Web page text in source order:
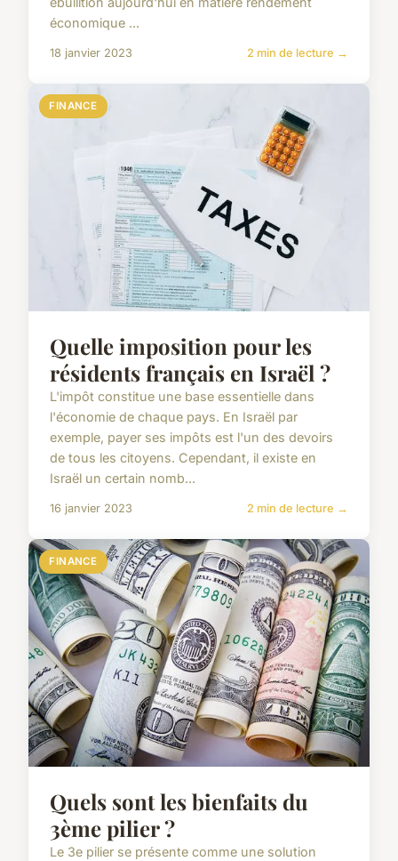
économique ...
18 janvier 2023 2 min de lecture →
FINANCE
Quelle imposition pour les
résidents français en Israël ?
L'impôt constitue une base essentielle dans
l'économie de chaque pays. En Israël par
exemple, payer ses impôts est l'un des devoirs
de tous les citoyens. Cependant, il existe en
Israël un certain nomb...
16 janvier 2023 2 min de lecture →
FINANCE
Quels sont les bienfaits du
3ème pilier ?
Le 3e pilier se présente comme une solution